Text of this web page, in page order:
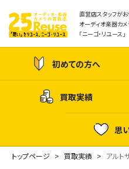
直営店スタッフがお
オーディオ楽器カ
「ニーゴ・リユース」
初めての方へ
買取実績
思
トップページ 買取実績 アルト